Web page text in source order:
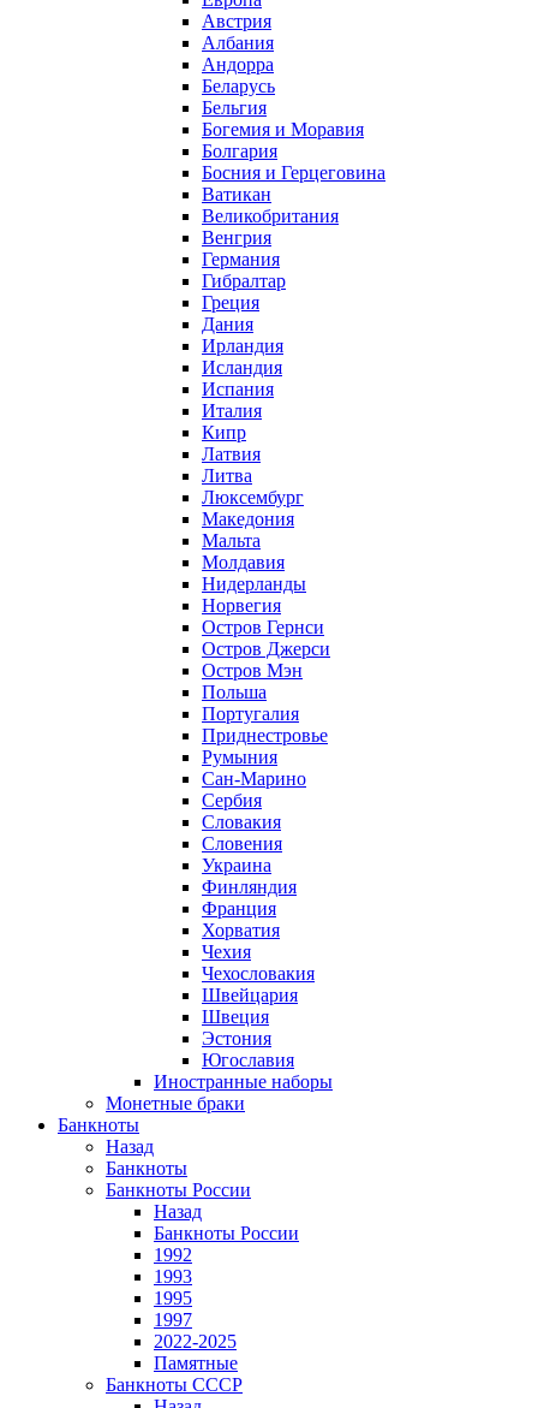
Австрия
Албания
Андорра
Беларусь
Бельгия
Богемия и Моравия
Болгария
Босния и Герцеговина
Ватикан
Великобритания
Венгрия
Германия
Гибралтар
Греция
Дания
Ирландия
Исландия
Испания
Италия
Кипр
Латвия
Литва
Люксембург
Македония
Мальта
Молдавия
Нидерланды
Норвегия
Остров Гернси
Остров Джерси
Остров Мэн
Польша
Португалия
Приднестровье
Румыния
Сан-Марино
Сербия
Словакия
Словения
Украина
Финляндия
Франция
Хорватия
Чехия
Чехословакия
Швейцария
Швеция
Эстония
Югославия
Иностранные наборы
Монетные браки
Банкноты
Назад
Банкноты
Банкноты России
Назад
Банкноты России
1992
1993
1995
1997
2022-2025
Памятные
Банкноты СССР